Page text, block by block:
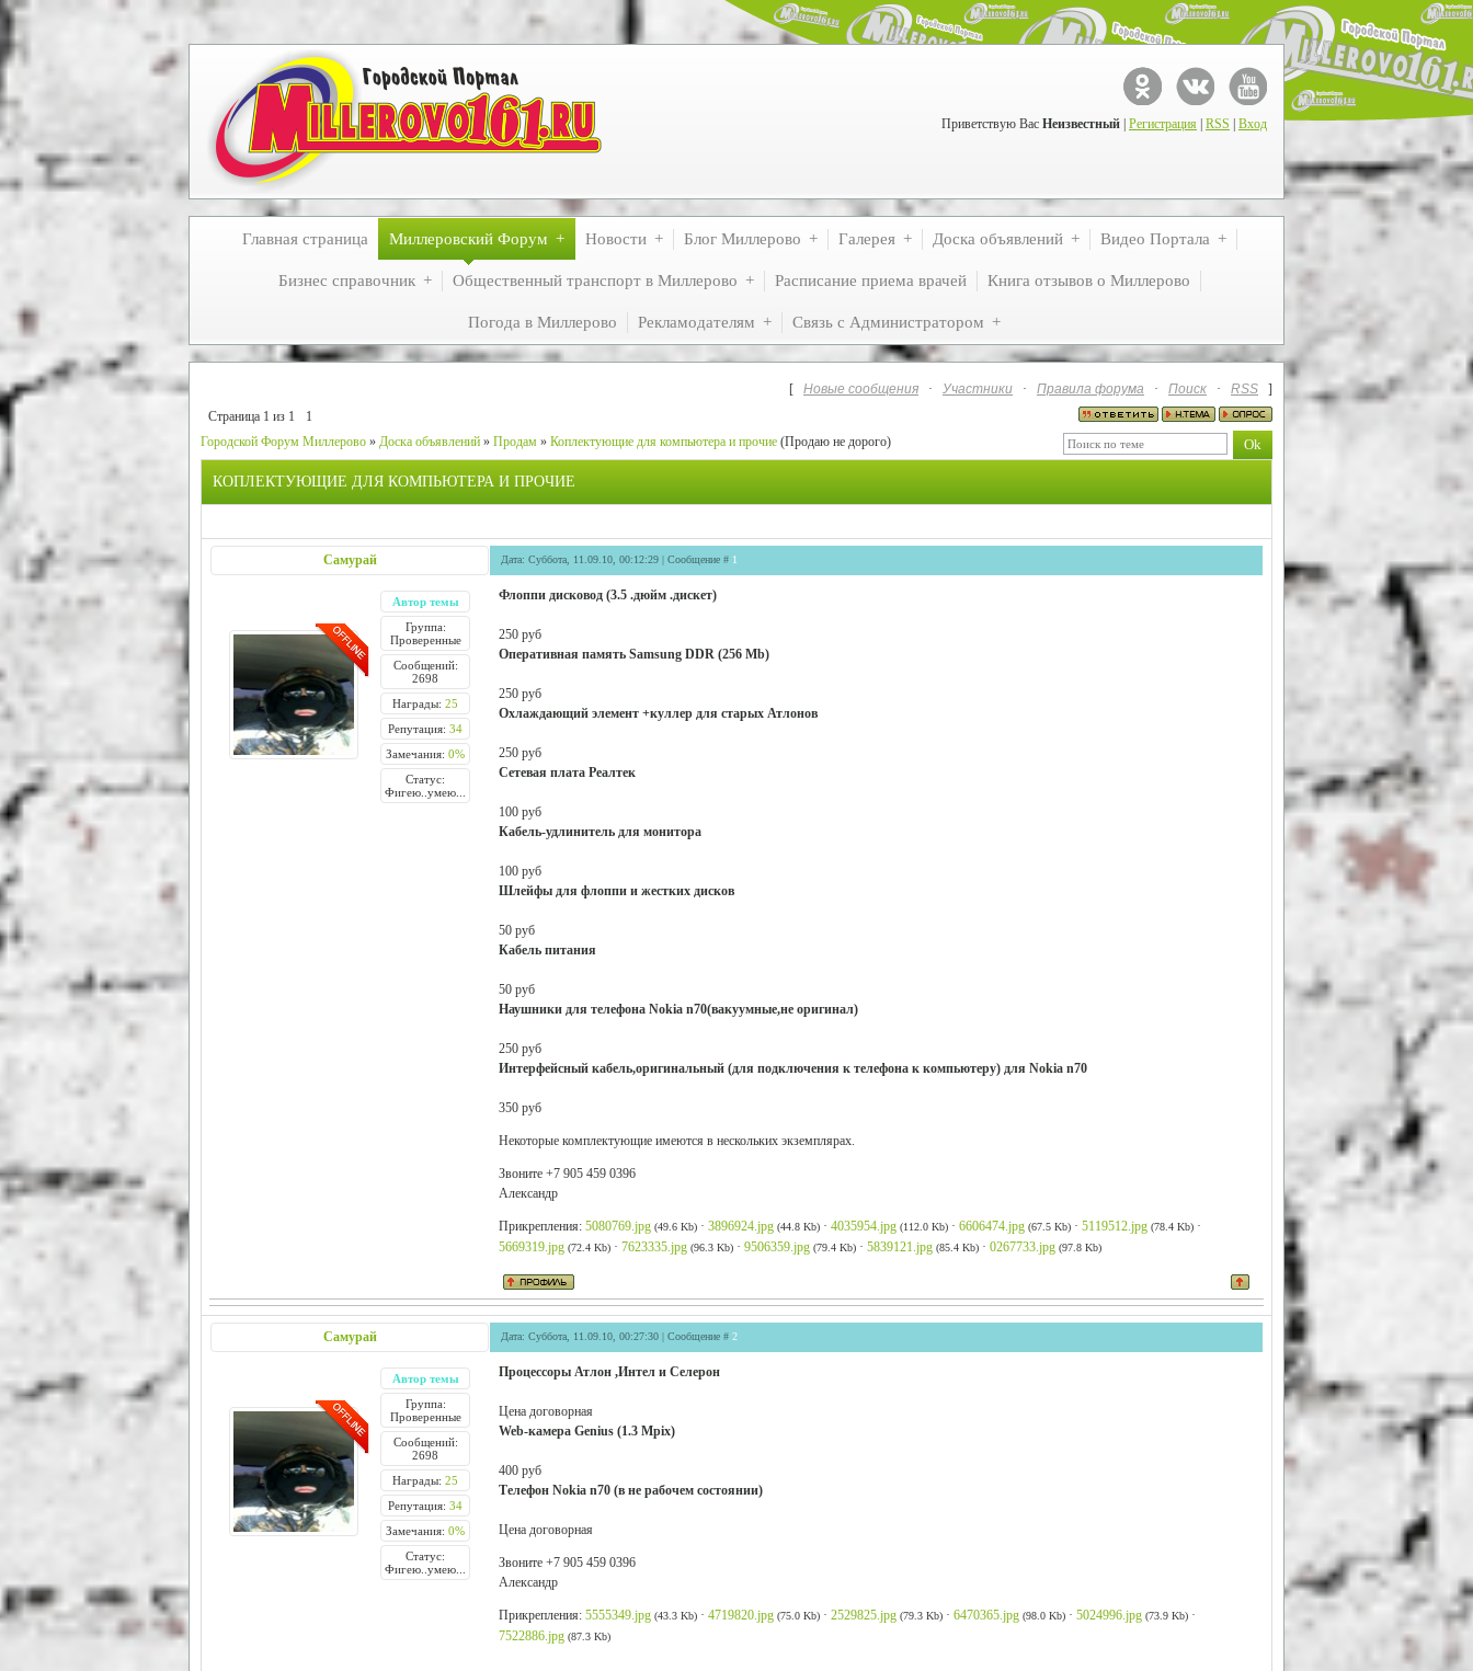
Приветствую Вас Неизвестный Регистрация RSS Вход
Главная страница Миллеровский Форум Новости Блог Миллерово Галерея Доска объявлений Видео Портала
Бизнес справочник Общественный транспорт в Миллерово Расписание приема врачей Книга отзывов о Миллерово
Погода в Миллерово Рекламодателям Связь с Администратором
[ Новые сообщения · Участники · Правила форума · Поиск · RSS
]
Страница 1 из 1
1
Городской Форум Миллерово » Доска объявлений » Продам » Коплектующие для компьютера и прочие (Продаю не дорого)
КОПЛЕКТУЮЩИЕ ДЛЯ КОМПЬЮТЕРА И ПРОЧИЕ
Самурай Дата: Суббота, 11.09.10, 00:12:29 | Сообщение # 1
Автор темы
Группа:
Проверенные
Сообщений:
2698
Награды: 25
Репутация: 34
Замечания: 0%
Статус:
Фигею..умею...
Флоппи дисковод (3.5 .дюйм .дискет)
250 руб
Оперативная память Samsung DDR (256 Mb)
250 руб
Охлаждающий элемент +куллер для старых Атлонов
250 руб
Сетевая плата Реалтек
100 руб
Кабель-удлинитель для монитора
100 руб
Шлейфы для флоппи и жестких дисков
50 руб
Кабель питания
50 руб
Наушники для телефона Nokia n70(вакуумные,не оригинал)
250 руб
Интерфейсный кабель,оригинальный (для подключения к телефона к компьютеру) для Nokia n70
350 руб
Некоторые комплектующие имеются в нескольких экземплярах.
Звоните +7 905 459 0396
Александр
Прикрепления: 5080769.jpg (49.6 Kb) · 3896924.jpg (44.8 Kb) · 4035954.jpg (112.0 Kb) · 6606474.jpg (67.5 Kb) · 5119512.jpg (78.4 Kb) ·
5669319.jpg (72.4 Kb) · 7623335.jpg (96.3 Kb) · 9506359.jpg (79.4 Kb) · 5839121.jpg (85.4 Kb) · 0267733.jpg (97.8 Kb)
Самурай Дата: Суббота, 11.09.10, 00:27:30 | Сообщение # 2
Автор темы
Группа:
Проверенные
Сообщений:
2698
Награды: 25
Репутация: 34
Замечания: 0%
Статус:
Фигею..умею...
Процессоры Атлон ,Интел и Селерон
Цена договорная
Web-камера Genius (1.3 Mpix)
400 руб
Телефон Nokia n70 (в не рабочем состоянии)
Цена договорная
Звоните +7 905 459 0396
Александр
Прикрепления: 5555349.jpg (43.3 Kb) · 4719820.jpg (75.0 Kb) · 2529825.jpg (79.3 Kb) · 6470365.jpg (98.0 Kb) · 5024996.jpg (73.9 Kb) ·
7522886.jpg (87.3 Kb)